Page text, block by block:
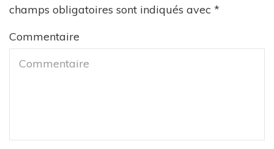
champs obligatoires sont indiqués avec *
Commentaire